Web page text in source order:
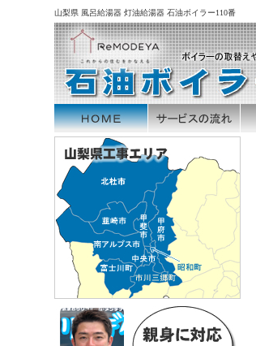
山梨県 風呂給湯器 灯油給湯器 石油ボイラー110番